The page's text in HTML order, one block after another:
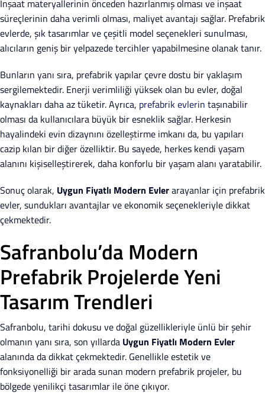
İnşaat materyallerinin önceden hazırlanmış olması ve inşaat
süreçlerinin daha verimli olması, maliyet avantajı sağlar. Prefabrik
evlerde, şık tasarımlar ve çeşitli model seçenekleri sunulması,
alıcıların geniş bir yelpazede tercihler yapabilmesine olanak tanır.
Bunların yanı sıra, prefabrik yapılar çevre dostu bir yaklaşım
sergilemektedir. Enerji verimliliği yüksek olan bu evler, doğal
kaynakları daha az tüketir. Ayrıca, prefabrik evlerin taşınabilir
olması da kullanıcılara büyük bir esneklik sağlar. Herkesin
hayalindeki evin dizaynını özelleştirme imkanı da, bu yapıları
cazip kılan bir diğer özelliktir. Bu sayede, herkes kendi yaşam
alanını kişiselleştirerek, daha konforlu bir yaşam alanı yaratabilir.
Sonuç olarak, Uygun Fiyatlı Modern Evlerarayanlar için prefabrik
evler, sundukları avantajlar ve ekonomik seçenekleriyle dikkat
çekmektedir.
Safranbolu’da Modern
Prefabrik Projelerde Yeni
Tasarım Trendleri
Safranbolu, tarihi dokusu ve doğal güzellikleriyle ünlü bir şehir
olmanın yanı sıra, son yıllarda Uygun Fiyatlı Modern Evler
alanında da dikkat çekmektedir. Genellikle estetik ve
fonksiyonelliği bir arada sunan modern prefabrik projeler, bu
bölgede yenilikçi tasarımlar ile öne çıkıyor.